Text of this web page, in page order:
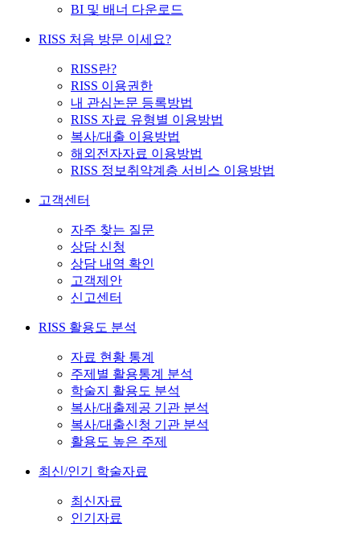
BI 및 배너 다운로드
RISS 처음 방문 이세요?
RISS란?
RISS 이용권한
내 관심논문 등록방법
RISS 자료 유형별 이용방법
복사/대출 이용방법
해외전자자료 이용방법
RISS 정보취약계층 서비스 이용방법
고객센터
자주 찾는 질문
상담 신청
상담 내역 확인
고객제안
신고센터
RISS 활용도 분석
자료 현황 통계
주제별 활용통계 분석
학술지 활용도 분석
복사/대출제공 기관 분석
복사/대출신청 기관 분석
활용도 높은 주제
최신/인기 학술자료
최신자료
인기자료